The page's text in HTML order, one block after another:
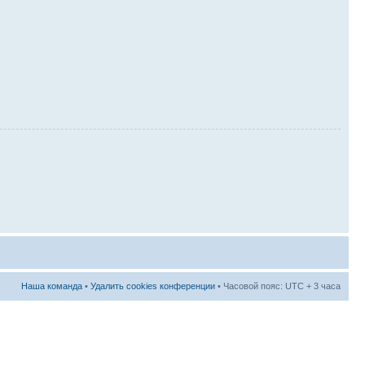
Наша команда • Удалить cookies конференции • Часовой пояс: UTC + 3 часа